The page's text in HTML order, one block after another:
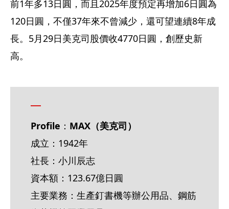
前1年多13日圓，而且2025年度預定再增加6日圓為
120日圓，不僅37年來不曾減少，還可望連續8年成
長。5月29日美克司股價收4770日圓，創歷史新
高。
Profile ： MAX（美克司）
成立：1942年
社長：小川辰志
資本額：123.67億日圓
主要業務：生產釘書機等辦公用品、鋼筋